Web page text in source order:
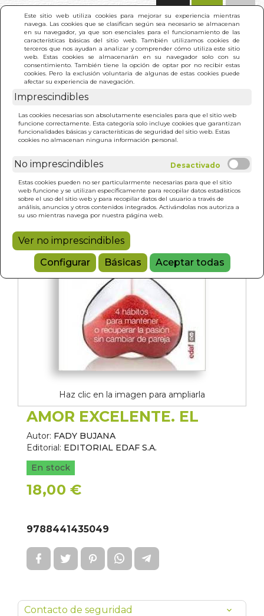
Este sitio web utiliza cookies para mejorar su experiencia mientras
navega. Las cookies que se clasifican según sea necesario se almacenan
en su navegador, ya que son esenciales para el funcionamiento de las
características básicas del sitio web. También utilizamos cookies de
terceros que nos ayudan a analizar y comprender cómo utiliza este sitio
web. Estas cookies se almacenarán en su navegador solo con su
consentimiento. También tiene la opción de optar por no recibir estas
cookies. Pero la exclusión voluntaria de algunas de estas cookies puede
afectar su experiencia de navegación.
Imprescindibles
Las cookies necesarias son absolutamente esenciales para que el sitio web
funcione correctamente. Esta categoría solo incluye cookies que garantizan
funcionalidades básicas y características de seguridad del sitio web. Estas
cookies no almacenan ninguna información personal.
No imprescindibles
Estas cookies pueden no ser particularmente necesarias para que el sitio
web funcione y se utilizan específicamente para recopilar datos estadísticos
sobre el uso del sitio web y para recopilar datos del usuario a través de
análisis, anuncios y otros contenidos integrados. Activándolas nos autoriza a
su uso mientras navega por nuestra página web.
Ver no imprescindibles
Configurar
Básicas Aceptar todas
INICIO > AMOR EXCELENTE. EL
Haz clic en la imagen para ampliarla
AMOR EXCELENTE. EL
Autor: FADY BUJANA
Editorial: EDITORIAL EDAF S.A.
En stock
18,00 €
9788441435049
Contacto de seguridad